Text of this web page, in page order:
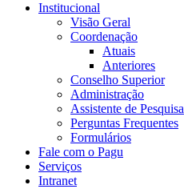
Institucional
Visão Geral
Coordenação
Atuais
Anteriores
Conselho Superior
Administração
Assistente de Pesquisa
Perguntas Frequentes
Formulários
Fale com o Pagu
Serviços
Intranet